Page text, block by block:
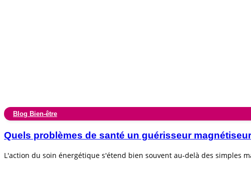
Blog Bien-être
Quels problèmes de santé un guérisseur
L'action du soin énergétique s'étend bien souvent au-delà des simples